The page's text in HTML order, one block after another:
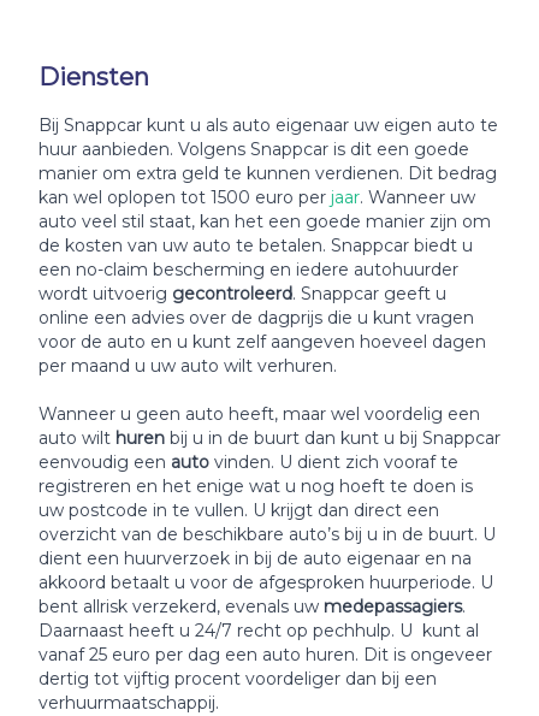
Diensten
Bij Snappcar kunt u als auto eigenaar uw eigen auto te
huur aanbieden. Volgens Snappcar is dit een goede
manier om extra geld te kunnen verdienen. Dit bedrag
kan wel oplopen tot 1500 euro per jaar. Wanneer uw
auto veel stil staat, kan het een goede manier zijn om
de kosten van uw auto te betalen. Snappcar biedt u
een no-claim bescherming en iedere autohuurder
wordt uitvoerig gecontroleerd. Snappcar geeft u
online een advies over de dagprijs die u kunt vragen
voor de auto en u kunt zelf aangeven hoeveel dagen
per maand u uw auto wilt verhuren.
Wanneer u geen auto heeft, maar wel voordelig een
auto wilt huren bij u in de buurt dan kunt u bij Snappcar
eenvoudig een auto vinden. U dient zich vooraf te
registreren en het enige wat u nog hoeft te doen is
uw postcode in te vullen. U krijgt dan direct een
overzicht van de beschikbare auto’s bij u in de buurt. U
dient een huurverzoek in bij de auto eigenaar en na
akkoord betaalt u voor de afgesproken huurperiode. U
bent allrisk verzekerd, evenals uw medepassagiers.
Daarnaast heeft u 24/7 recht op pechhulp. U kunt al
vanaf 25 euro per dag een auto huren. Dit is ongeveer
dertig tot vijftig procent voordeliger dan bij een
verhuurmaatschappij.